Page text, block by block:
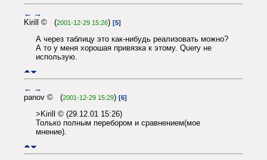
← →
Kirill © (2001-12-29 15:26) [5]
А через таблицу это как-нибудь реализовать можно?
А то у меня хорошая привязка к этому. Query не
использую.
← →
panov © (2001-12-29 15:29) [6]
>Kirill © (29.12.01 15:26)
Только полным перебором и сравнением(мое
мнение).